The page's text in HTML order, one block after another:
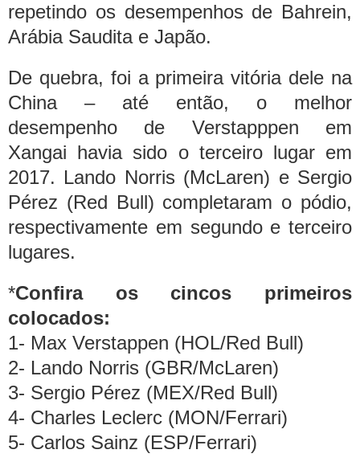
repetindo os desempenhos de Bahrein,
Arábia Saudita e Japão.
De quebra, foi a primeira vitória dele na
China – até então, o melhor
desempenho de Verstapppen em
Xangai havia sido o terceiro lugar em
2017. Lando Norris (McLaren) e Sergio
Pérez (Red Bull) completaram o pódio,
respectivamente em segundo e terceiro
lugares.
*Confira os cincos primeiros
colocados:
1- Max Verstappen (HOL/Red Bull)
2- Lando Norris (GBR/McLaren)
3- Sergio Pérez (MEX/Red Bull)
4- Charles Leclerc (MON/Ferrari)
5- Carlos Sainz (ESP/Ferrari)